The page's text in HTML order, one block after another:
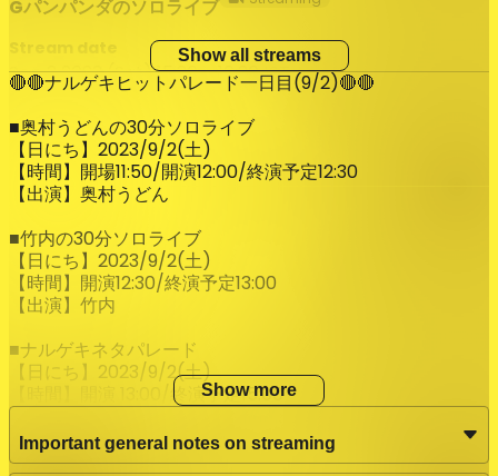
Gパンパンダのソロライブ
Sep 2 2023 (Sat) 15:30 – 16:30JST
Latest Archive End Time
Sep 17 2023 (Sun) 23:59JST
ひつじねいりのソロライブ
Streaming
Stream date
Sep 2 2023 (Sat) 17:00 – 18:00
Latest Archive End Time
Sep 17 2023 (Sun) 23:59
さすらいラビーのソロライブ
Stream date
Latest Archive End Time
Show all streams
🔴🔴ナルゲキヒットパレード一日目(9/2)🔴🔴
■奥村うどんの30分ソロライブ
【日にち】2023/9/2(土)
【時間】開場11:50/開演12:00/終演予定12:30
【出演】奥村うどん
■竹内の30分ソロライブ
【日にち】2023/9/2(土)
【時間】開演12:30/終演予定13:00
【出演】竹内
■ナルゲキネタパレード
【日にち】2023/9/2(土)
【時間】開演 13:00/終演予定15:00
【出演】かが屋／ママタルト／まんじゅう大帝国／怪奇！
YesどんぐりRPG／パンプキンポテトフライ／青色1号／ゼ
ンモンキー／さんだる／ジャンク／大仰天／人間横丁／ぎょ
Show more
Important general notes on streaming